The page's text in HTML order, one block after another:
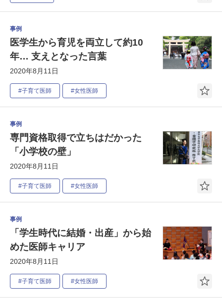
事例
医学生から育児を両立して約10
年… 支えとなった言葉
2020年8月11日
#子育て医師 #女性医師
事例
専門資格取得で立ちはだかった
「小学校の壁」
2020年8月11日
#子育て医師 #女性医師
事例
「学生時代に結婚・出産」から始
めた医師キャリア
2020年8月11日
#子育て医師 #女性医師